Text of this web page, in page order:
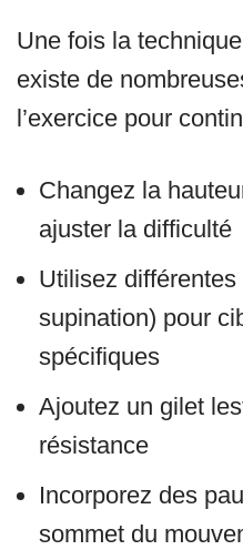
Une fois la
existe de
l’exercice pour
Changez la
ajuster la difficulté
Utilisez
supination) pour
spécifiques
Ajoutez un gilet
résistance
Incorporez des
sommet du